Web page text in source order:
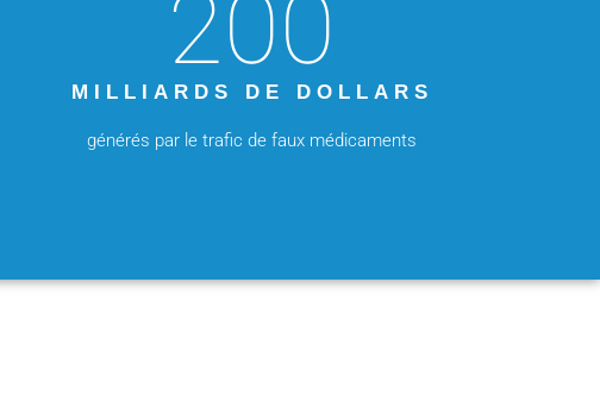
MILLIARDS DE DOLLARS
200
générés par le trafic de faux médicaments